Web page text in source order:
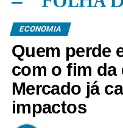
ECONOMIA
Quem perde
com o fim da
Mercado já
impactos